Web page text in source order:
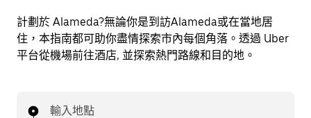
計劃於 Alameda?無論你是到訪Alameda或在當地居
住，本指南都可助你盡情探索市內每個角落。透過 Uber
平台從機場前往酒店, 並探索熱門路線和目的地。
輸入地點